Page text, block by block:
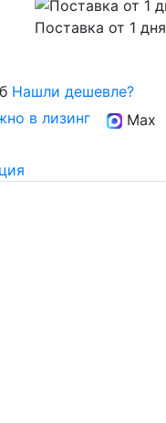
Поставка от 1 дня
Нашли дешевле?
в лизинг Max